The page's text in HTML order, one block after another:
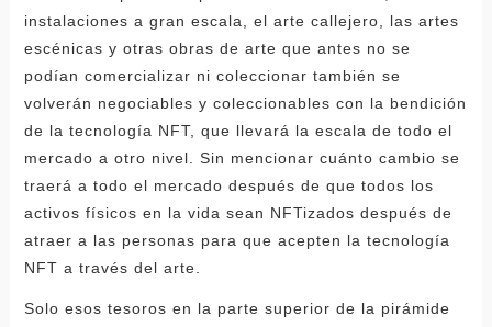
instalaciones a gran escala, el arte callejero, las artes
escénicas y otras obras de arte que antes no se
podían comercializar ni coleccionar también se
volverán negociables y coleccionables con la bendición
de la tecnología NFT, que llevará la escala de todo el
mercado a otro nivel. Sin mencionar cuánto cambio se
traerá a todo el mercado después de que todos los
activos físicos en la vida sean NFTizados después de
atraer a las personas para que acepten la tecnología
NFT a través del arte.
Solo esos tesoros en la parte superior de la pirámide